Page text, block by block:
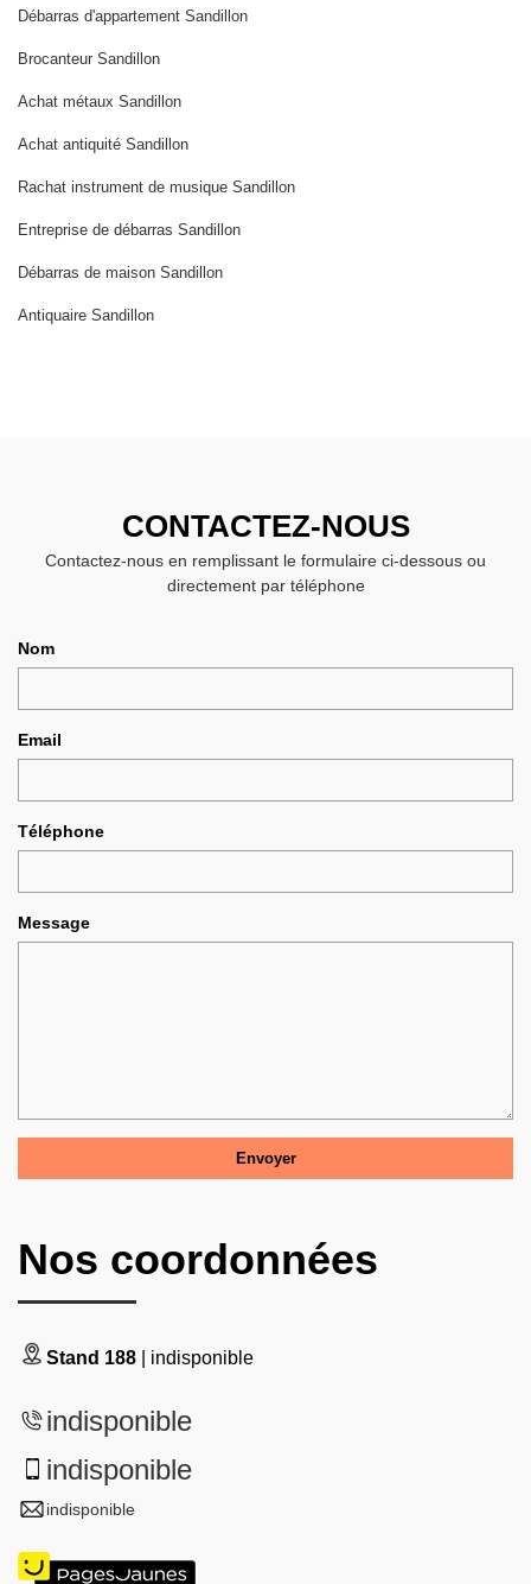
Débarras d'appartement Sandillon
Brocanteur Sandillon
Achat métaux Sandillon
Achat antiquité Sandillon
Rachat instrument de musique Sandillon
Entreprise de débarras Sandillon
Débarras de maison Sandillon
Antiquaire Sandillon
CONTACTEZ-NOUS
Contactez-nous en remplissant le formulaire ci-dessous ou
directement par téléphone
Nom
Email
Téléphone
Message
Nos coordonnées
Stand 188 | indisponible
indisponible
indisponible
indisponible